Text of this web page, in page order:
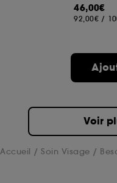
46,00€
92,00€ /
Voir
Accueil Soin Visage